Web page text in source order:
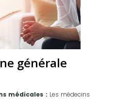
générale
médicales : Les médecins